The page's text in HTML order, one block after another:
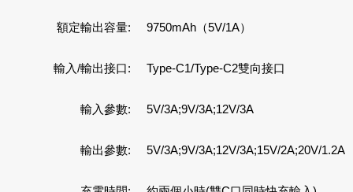
額定輸出容量: 9750mAh（5V/1A）
輸入/輸出接口: Type-C1/Type-C2雙向接口
輸入參數: 5V/3A;9V/3A;12V/3A
輸出參數: 5V/3A;9V/3A;12V/3A;15V/2A;20V/1.2A